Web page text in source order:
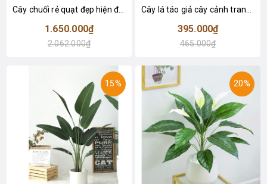
Cây chuối rẻ quạt đẹp hiện đại trang trí 1m8 - LC3019 (Gồm 12 lá)
1.650.000₫
2.062.000₫
395.000₫
465.000₫
15% 20%